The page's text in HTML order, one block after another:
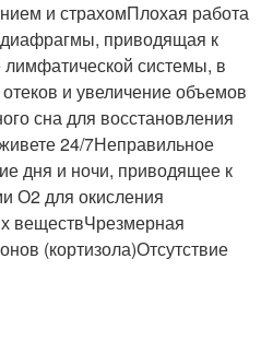
Встреча с мариной
и страхомПлохая работа
приводящая к
системы, в
и увеличение объемов
сна для восстановления
24/7Неправильное
дня и ночи, приводящее к
О2 для окисления
веществЧрезмерная
(кортизола)Отсутствие